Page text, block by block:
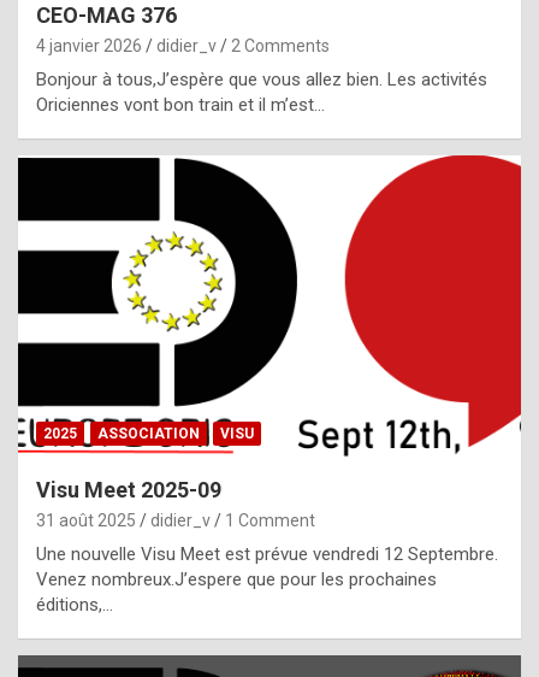
p
e
c
i
l
,
g
h
t
f
CEO-MAG 376
4 janvier 2026 didier_v 2 Comments
Bonjour à tous,J’espère que vous allez bien. Les activités
Oriciennes vont bon train et il m’est…
2025 ASSOCIATION VISU
Visu Meet 2025-09
31 août 2025 didier_v 1 Comment
Une nouvelle Visu Meet est prévue vendredi 12 Septembre.
Venez nombreux.J’espere que pour les prochaines
éditions,…